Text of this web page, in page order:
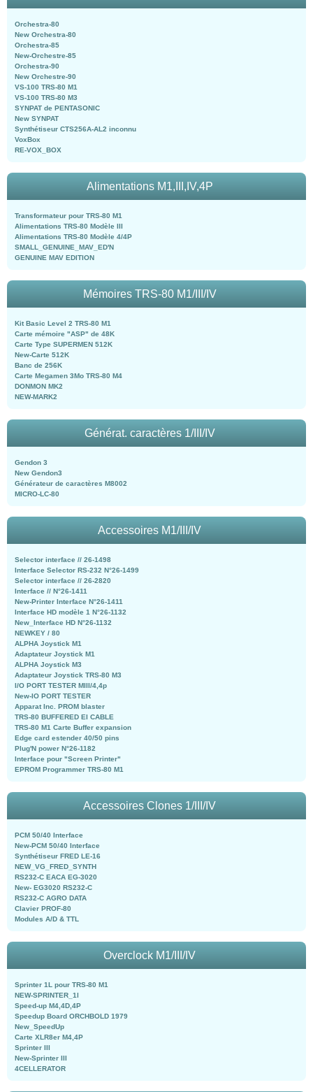
Orchestra-80
New Orchestra-80
Orchestra-85
New-Orchestre-85
Orchestra-90
New Orchestre-90
VS-100 TRS-80 M1
VS-100 TRS-80 M3
SYNPAT de PENTASONIC
New SYNPAT
Synthétiseur CTS256A-AL2 inconnu
VoxBox
RE-VOX_BOX
Alimentations M1,III,IV,4P
Transformateur pour TRS-80 M1
Alimentations TRS-80 Modèle III
Alimentations TRS-80 Modèle 4/4P
SMALL_GENUINE_MAV_ED'N
GENUINE MAV EDITION
Mémoires TRS-80 M1/III/IV
Kit Basic Level 2 TRS-80 M1
Carte mémoire "ASP" de 48K
Carte Type SUPERMEN 512K
New-Carte 512K
Banc de 256K
Carte Megamen 3Mo TRS-80 M4
DONMON MK2
NEW-MARK2
Générat. caractères 1/III/IV
Gendon 3
New Gendon3
Générateur de caractères M8002
MICRO-LC-80
Accessoires M1/III/IV
Selector interface // 26-1498
Interface Selector RS-232 N°26-1499
Selector interface // 26-2820
Interface // N°26-1411
New-Printer Interface N°26-1411
Interface HD modèle 1 N°26-1132
New_Interface HD N°26-1132
NEWKEY / 80
ALPHA Joystick M1
Adaptateur Joystick M1
ALPHA Joystick M3
Adaptateur Joystick TRS-80 M3
I/O PORT TESTER MIII/4,4p
New-IO PORT TESTER
Apparat Inc. PROM blaster
TRS-80 BUFFERED EI CABLE
TRS-80 M1 Carte Buffer expansion
Edge card estender 40/50 pins
Plug'N power N°26-1182
Interface pour "Screen Printer"
EPROM Programmer TRS-80 M1
Accessoires Clones 1/III/IV
PCM 50/40 Interface
New-PCM 50/40 Interface
Synthétiseur FRED LE-16
NEW_VG_FRED_SYNTH
RS232-C EACA EG-3020
New- EG3020 RS232-C
RS232-C AGRO DATA
Clavier PROF-80
Modules A/D & TTL
Overclock M1/III/IV
Sprinter 1L pour TRS-80 M1
NEW-SPRINTER_1l
Speed-up M4,4D,4P
Speedup Board ORCHBOLD 1979
New_SpeedUp
Carte XLR8er M4,4P
Sprinter III
New-Sprinter III
4CELLERATOR